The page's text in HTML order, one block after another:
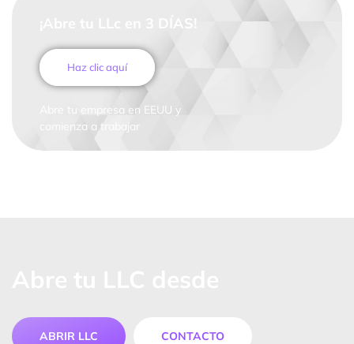
¡Abre tu LLc en 3 DÍAS!
Haz clic aquí
Abre tu empresa en EEUU y
comienza a trabajar
ABRIR LLC CONTACTO